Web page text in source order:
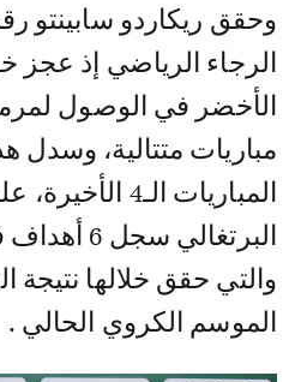
وحقق ريكاردو سابينتو
الرجاء الرياضي إذ
الأخضر في الوصول
مباريات متتالية، وسدل
المباريات الـ4
البرتغالي
والتي حقق خلالها نتيجة
الموسم الكروي الحالي .